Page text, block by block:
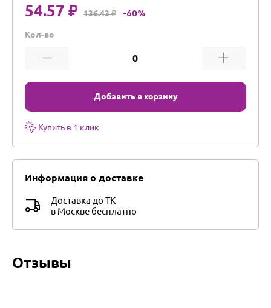
54.57 ₽ 136.43 ₽ -60%
Кол-во
Добавить в корзину
Купить в 1 клик
Информация о доставке
Доставка до ТК
в Москве бесплатно
Отзывы